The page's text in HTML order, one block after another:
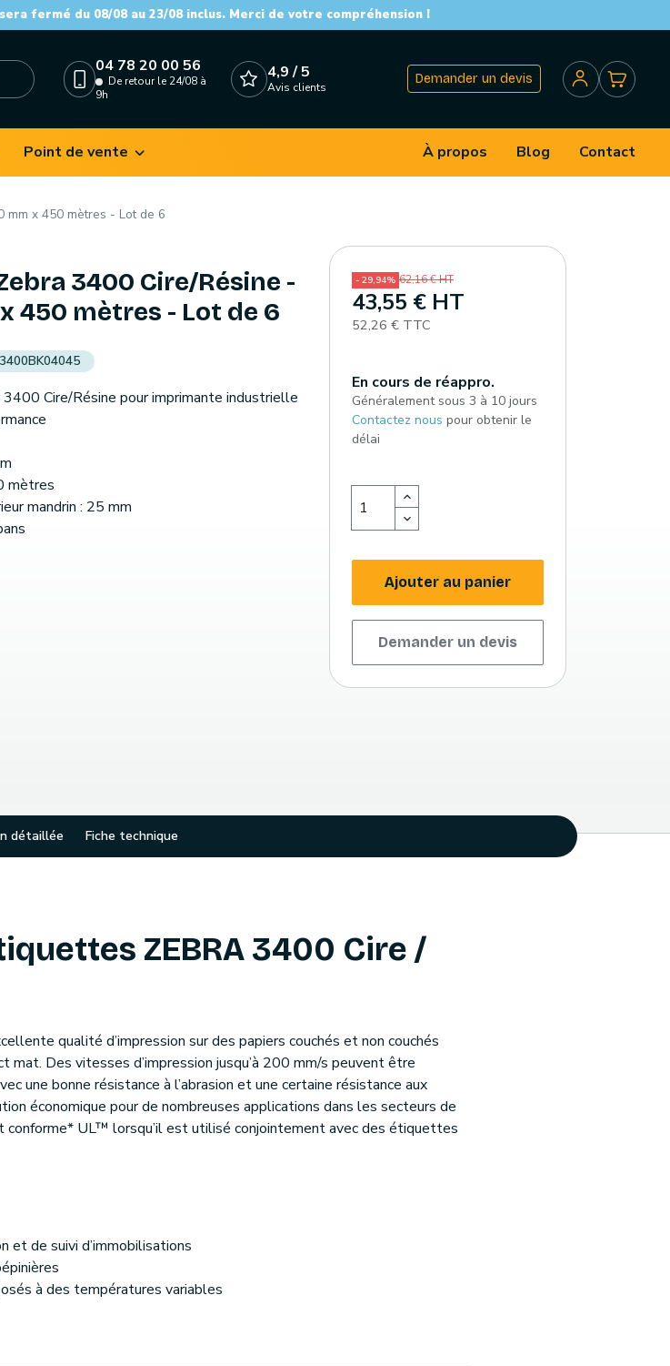
fermé du 08/08 au 23/08 inclus. Merci de votre compréhension !
04 78 20 00 56
De retour le 24/08 à
9h
4,9 / 5
Avis clients
Demander un devis
Point de vente À propos Blog Contact
mm x 450 mètres - Lot de 6
3400 Cire/Résine -
450 mètres - Lot de 6
Cire/Résine pour imprimante industrielle
mètres
mandrin : 25 mm
- 29,94% 62,16 € HT
43,55 € HT
52,26 € TTC
En cours de réappro.
Généralement sous 3 à 10 jours
Contactez nous pour obtenir le
délai
Ajouter au panier
Demander un devis
détaillée Fiche technique
ZEBRA 3400 Cire /
qualité d’impression sur des papiers couchés et non couchés
mat. Des vitesses d’impression jusqu’à 200 mm/s peuvent être
une bonne résistance à l’abrasion et une certaine résistance aux
économique pour de nombreuses applications dans les secteurs de
conforme* UL™ lorsqu’il est utilisé conjointement avec des étiquettes
et de suivi d’immobilisations
à des températures variables